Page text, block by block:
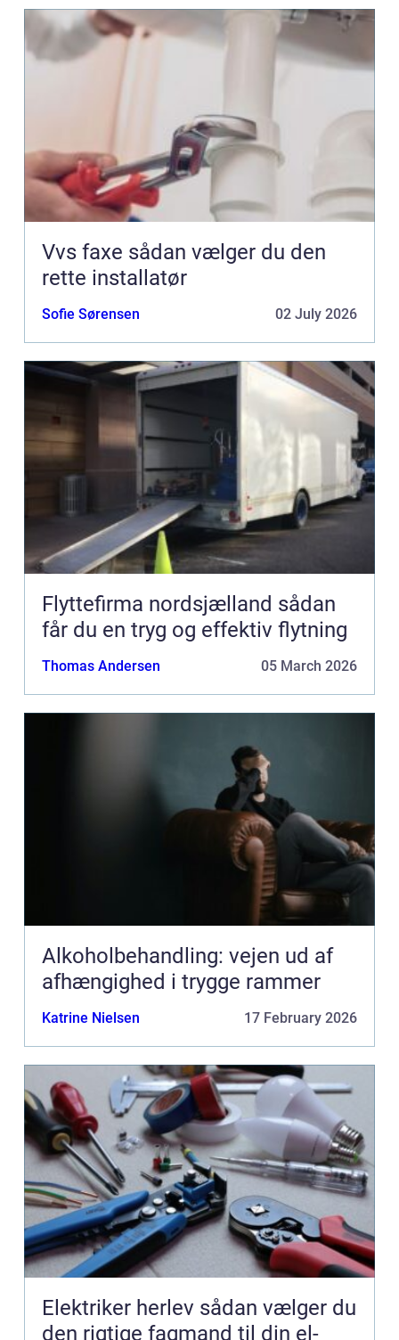
Vvs faxe sådan vælger du den
rette installatør
Sofie Sørensen 02 July 2026
Flyttefirma nordsjælland sådan
får du en tryg og effektiv flytning
Thomas Andersen 05 March 2026
Alkoholbehandling: vejen ud af
afhængighed i trygge rammer
Katrine Nielsen 17 February 2026
Elektriker herlev sådan vælger du
den rigtige fagmand til din el-